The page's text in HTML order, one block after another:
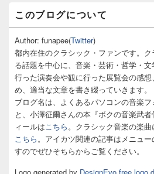
ン
サ
イ
バ
ー
ウ
ィ
ト
このブログについて
Author: funapee(Twitter)
都内在住のクラシック・ファンです。
る話題を中心に、音楽・芸術・哲学・
行った演奏会や観に行った展覧会の感
め、適当な文章を書き綴っていきます
ブログ名は、よくあるパソコンの音楽フ
と、小澤征爾さんの本『ボクの音楽武
ィールはこちら。クラシック音楽の楽
こちら。アイカツ関連の記事はメニュー
すのでぜひそちらからご覧ください。